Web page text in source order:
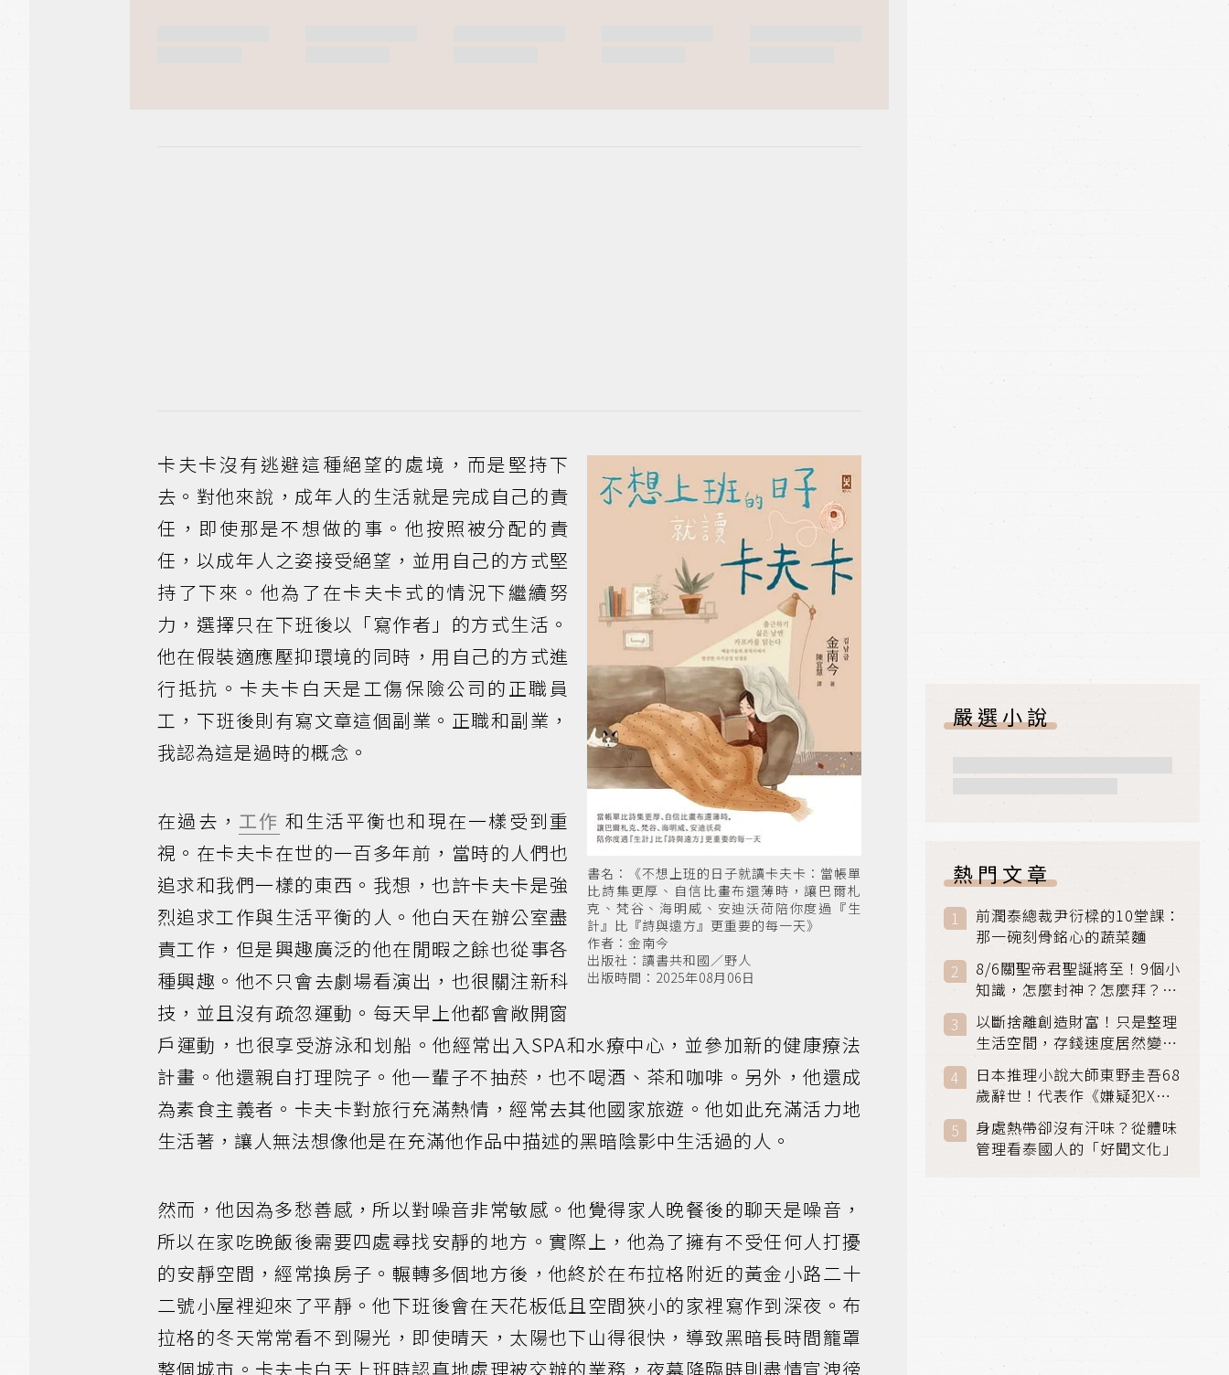
書名：《不想上班的日子就讀卡夫卡：當帳單
比詩集更厚、自信比畫布還薄時，讓巴爾札
克、梵谷、海明威、安迪沃荷陪你度過『生
計』比『詩與遠方』更重要的每一天》
作者：金南今
出版社：讀書共和國／野人
出版時間：2025年08月06日
卡夫卡沒有逃避這種絕望的處境，而是堅持下
去。對他來說，成年人的生活就是完成自己的責
任，即使那是不想做的事。他按照被分配的責
任，以成年人之姿接受絕望，並用自己的方式堅
持了下來。他為了在卡夫卡式的情況下繼續努
力，選擇只在下班後以「寫作者」的方式生活。
他在假裝適應壓抑環境的同時，用自己的方式進
行抵抗。卡夫卡白天是工傷保險公司的正職員
工，下班後則有寫文章這個副業。正職和副業，
我認為這是過時的概念。
在過去， 工作 和生活平衡也和現在一樣受到重
視。在卡夫卡在世的一百多年前，當時的人們也
追求和我們一樣的東西。我想，也許卡夫卡是強
烈追求工作與生活平衡的人。他白天在辦公室盡
責工作，但是興趣廣泛的他在閒暇之餘也從事各
種興趣。他不只會去劇場看演出，也很關注新科
技，並且沒有疏忽運動。每天早上他都會敞開窗
戶運動，也很享受游泳和划船。他經常出入SPA和水療中心，並參加新的健康療法
計畫。他還親自打理院子。他一輩子不抽菸，也不喝酒、茶和咖啡。另外，他還成
為素食主義者。卡夫卡對旅行充滿熱情，經常去其他國家旅遊。他如此充滿活力地
生活著，讓人無法想像他是在充滿他作品中描述的黑暗陰影中生活過的人。
然而，他因為多愁善感，所以對噪音非常敏感。他覺得家人晚餐後的聊天是噪音，
所以在家吃晚飯後需要四處尋找安靜的地方。實際上，他為了擁有不受任何人打擾
的安靜空間，經常換房子。輾轉多個地方後，他終於在布拉格附近的黃金小路二十
二號小屋裡迎來了平靜。他下班後會在天花板低且空間狹小的家裡寫作到深夜。布
拉格的冬天常常看不到陽光，即使晴天，太陽也下山得很快，導致黑暗長時間籠罩
整個城市。卡夫卡白天上班時認真地處理被交辦的業務，夜幕降臨時則盡情宣洩徬
嚴選小說
熱門文章
前潤泰總裁尹衍樑的10堂課：
那一碗刻骨銘心的蔬菜麵
8/6關聖帝君聖誕將至！9個小
知識，怎麼封神？怎麼拜？該
拜哪個關帝？
以斷捨離創造財富！只是整理
生活空間，存錢速度居然變快
日本推理小說大師東野圭吾68
歲辭世！代表作《嫌疑犯X的
獻身》《解憂雜貨店》獲獎無
數
身處熱帶卻沒有汗味？從體味
管理看泰國人的「好聞文化」